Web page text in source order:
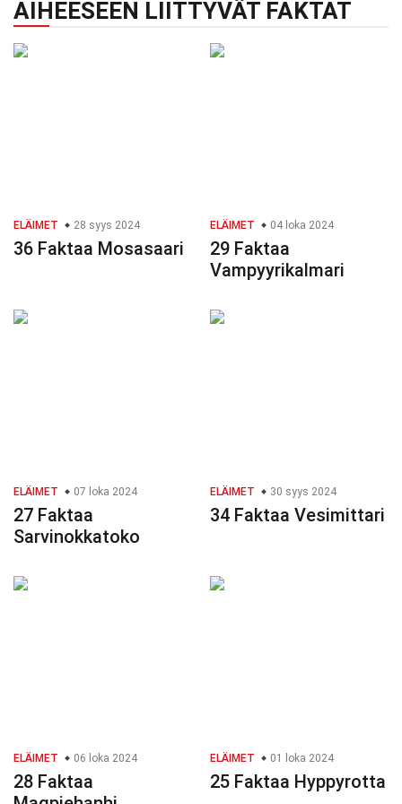
AIHEESEEN LIITTYVÄT FAKTAT
ELÄIMET 28 syys 2024
36 Faktaa Mosasaari
ELÄIMET 04 loka 2024
29 Faktaa
Vampyyrikalmari
ELÄIMET 07 loka 2024
27 Faktaa
Sarvinokkatoko
ELÄIMET 30 syys 2024
34 Faktaa Vesimittari
ELÄIMET 06 loka 2024
28 Faktaa
ELÄIMET 01 loka 2024
25 Faktaa Hyppyrotta